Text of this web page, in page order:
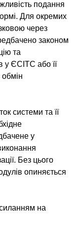
подання
Для окремих
через
законом
та
у ЄСІТС або її
системи та її
у
Без цього
опиняється
на